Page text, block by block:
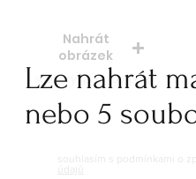
Nahrát
obrázek
soubory: jpeg, jpg, png
Lze nahrát
nebo 5
souhlasím s podmínkami o
údajů